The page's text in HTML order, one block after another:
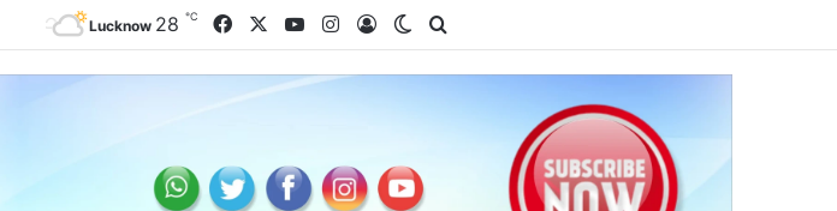
Lucknow 28 ℃ FacebookYouTubeInstagram
Log InSwitch skin